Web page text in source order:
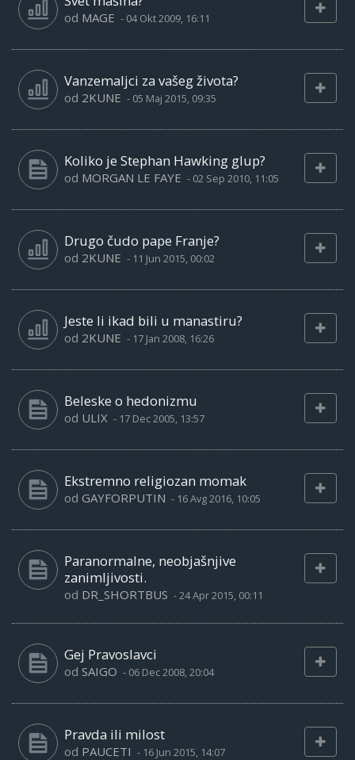
od MAGE - 04 Okt 2009, 16:11
Vanzemaljci za vašeg života?
od 2KUNE - 05 Maj 2015, 09:35
Koliko je Stephan Hawking glup?
od MORGAN LE FAYE - 02 Sep 2010, 11:05
Drugo čudo pape Franje?
od 2KUNE - 11 Jun 2015, 00:02
Jeste li ikad bili u manastiru?
od 2KUNE - 17 Jan 2008, 16:26
Beleske o hedonizmu
od ULIX - 17 Dec 2005, 13:57
Ekstremno religiozan momak
od GAYFORPUTIN - 16 Avg 2016, 10:05
Paranormalne, neobjašnjive
zanimljivosti.
od DR_SHORTBUS -24 Apr 2015, 00:11
Gej Pravoslavci
od SAIGO - 06 Dec 2008, 20:04
Pravda ili milost
od PAUCETI - 16 Jun 2015, 14:07